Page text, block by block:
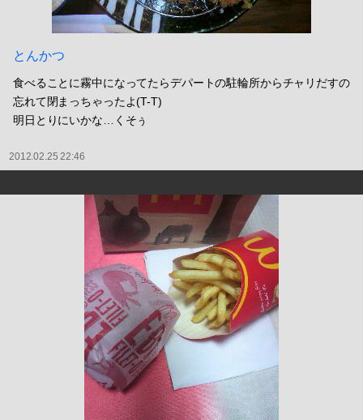
とんかつ
食べることに霧中になってたらデパートの駐輪所からチャリだすの
忘れて閉まっちゃったよ(T-T)
明日とりにいかな…くそぅ
2012.02.25 22:46